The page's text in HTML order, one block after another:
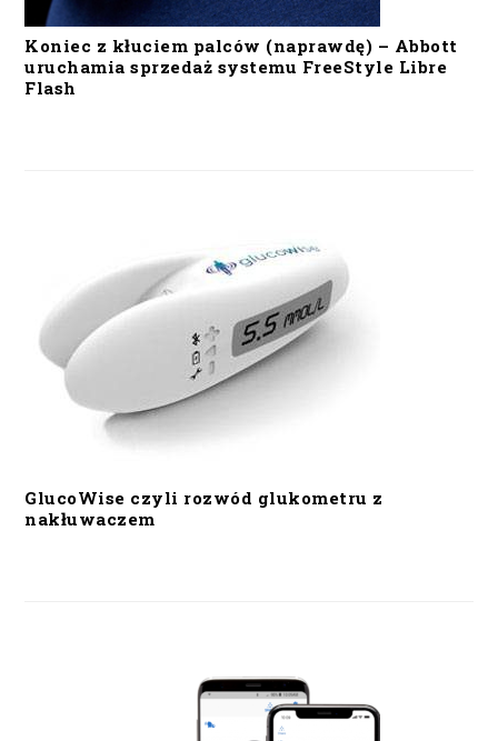
Koniec z kłuciem palców (naprawdę) – Abbott
uruchamia sprzedaż systemu FreeStyle Libre
Flash
GlucoWise czyli rozwód glukometru z
nakłuwaczem